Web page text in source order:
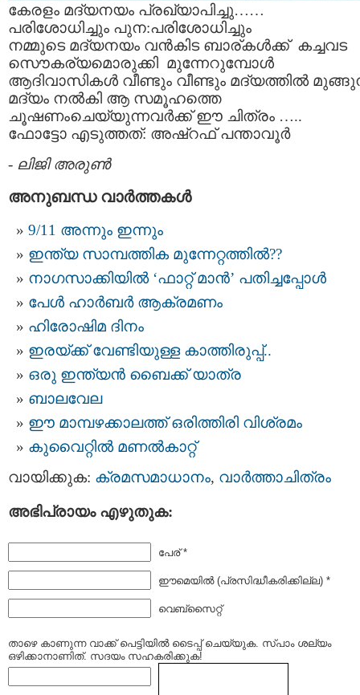
കേരളം മദ്യനയം പ്രഖ്യാപിച്ചു……
പരിശോധിച്ചും പുന:പരിശോധിച്ചും
നമ്മുടെ മദ്യനയം വന്‍കിട ബാര്കള്‍ക്ക് കച്ചവട
സൌകര്യമൊരുക്കി മുന്നേറുമ്പോള്‍
ആദിവാസികള്‍ വീണ്ടും വീണ്ടും മദ്യത്തില്‍
മദ്യം നല്‍കി ആ സമൂഹത്തെ
ചൂഷണംചെയ്യുന്നവര്‍ക്ക് ഈ ചിത്രം …..
ഫോട്ടോ എടുത്തത്: അഷ്‌റഫ്‌ പന്താവൂര്‍
- ലിജി അരുണ്‍
അനുബന്ധ വാര്‍ത്തകള്‍
9/11 അന്നും ഇന്നും
ഇന്ത്യ സാമ്പത്തിക മുന്നേറ്റത്തില്‍??
നാഗസാക്കിയില്‍ ‘ഫാറ്റ് മാന്‍’ പതിച്ചപ്പോള്‍
പേള്‍ ഹാര്‍ബര്‍ ആക്രമണം
ഹിരോഷിമ ദിനം
ഇരയ്ക്ക് വേണ്ടിയുള്ള കാത്തിരുപ്പ്..
ഒരു ഇന്ത്യന്‍ ബൈക്ക്‌ യാത്ര
ബാലവേല
ഈ മാമ്പഴക്കാലത്ത് ഒരിത്തിരി വിശ്രമം
കുവൈറ്റില്‍ മണല്‍കാറ്റ്
വായിക്കുക: ക്രമസമാധാനം, വാര്‍ത്താചിത്രം
അഭിപ്രായം എഴുതുക:
പേര് *
ഈമെയില്‍ (പ്രസിദ്ധീകരിക്കില്ല) *
വെബ്സൈറ്റ്
താഴെ കാണുന്ന വാക്ക് പെട്ടിയില്‍ ടൈപ്പ്‌ ചെയ്യുക. സ്പാം ശല്യം
ഒഴിക്കാനാണിത്. സദയം സഹകരിക്കുക!